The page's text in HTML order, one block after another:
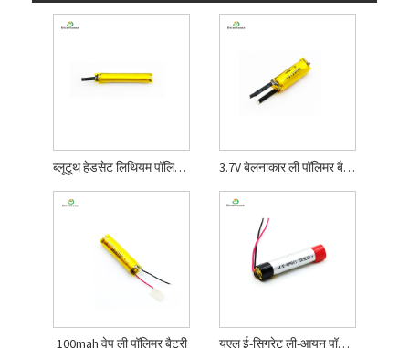
ब्लूटूथ हेडसेट लिथियम पॉलिमर बैटरी 3.7V बेलनाकार ली पॉलिमर बैटरी
100mah वेप ली पॉलिमर बैटरी यूएल ई-सिगरेट ली-आयन पॉलिमर बैटरी